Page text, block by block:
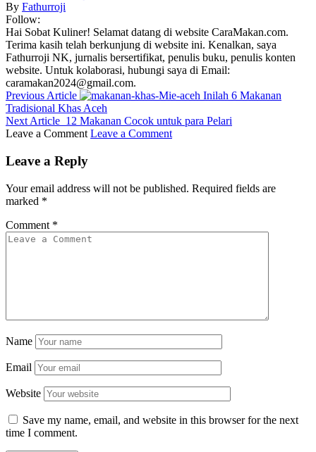
By Fathurroji
Follow:
Hai Sobat Kuliner! Selamat datang di website CaraMakan.com.
Terima kasih telah berkunjung di website ini. Kenalkan, saya
Fathurroji NK, jurnalis bersertifikat, penulis buku, penulis konten
website. Untuk kolaborasi, hubungi saya di Email:
caramakan2024@gmail.com.
Previous Article
Inilah 6 Makanan
Tradisional Khas Aceh
Next Article 12 Makanan Cocok untuk para Pelari
Leave a Comment Leave a Comment
Leave a Reply
Your email address will not be published. Required fields are
marked *
Comment *
Name
Email
Website
Save my name, email, and website in this browser for the next
time I comment.